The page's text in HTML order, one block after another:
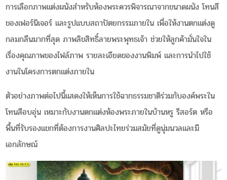
การเลือกภาพแต่งผนังสำหรับห้องพระควรพิจารณาจากขนาดผนัง โทนสี
ของเฟอร์นิเจอร์ และรูปแบบสถาปัตยกรรมภายใน เพื่อให้งานตกแต่งดู
กลมกลืนมากที่สุด ภาพลิขสิทธิ์ลายพระพุทธเจ้า ช่วยให้ลูกค้ามั่นใจใน
เรื่องคุณภาพของไฟล์ภาพ รายละเอียดของงานพิมพ์ และการนำไปใช้
งานในโครงการตกแต่งภายใน
ตัวอย่างภาพต่อไปนี้แสดงให้เห็นการใช้ฉากธรรมชาติร่วมกับองค์พระใน
โทนสีอบอุ่น เหมาะกับงานตกแต่งห้องพระภายในบ้านหรู รีสอร์ต หรือ
พื้นที่รับรองแขกที่ต้องการงานศิลปะไทยร่วมสมัยที่ดูนุ่มนวลและมี
เอกลักษณ์